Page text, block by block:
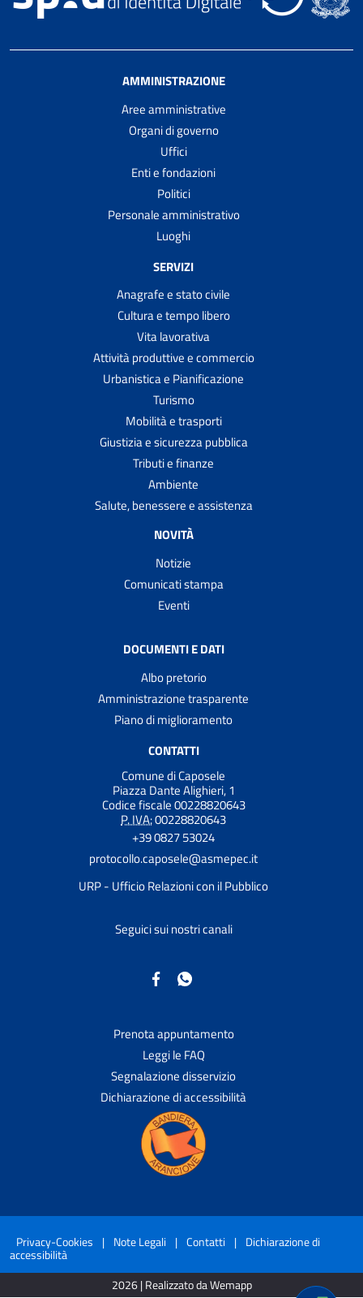
AMMINISTRAZIONE
Aree amministrative
Organi di governo
Uffici
Enti e fondazioni
Politici
Personale amministrativo
Luoghi
SERVIZI
Anagrafe e stato civile
Cultura e tempo libero
Vita lavorativa
Attività produttive e commercio
Urbanistica e Pianificazione
Turismo
Mobilità e trasporti
Giustizia e sicurezza pubblica
Tributi e finanze
Ambiente
Salute, benessere e assistenza
NOVITÀ
Notizie
Comunicati stampa
Eventi
DOCUMENTI E DATI
Albo pretorio
Amministrazione trasparente
Piano di miglioramento
CONTATTI
Comune di Caposele
Piazza Dante Alighieri, 1
Codice fiscale 00228820643
P. IVA:00228820643
+39 0827 53024
protocollo.caposele@asmepec.it
URP - Ufficio Relazioni con il Pubblico
Seguici sui nostri canali
Prenota appuntamento
Leggi le FAQ
Segnalazione disservizio
Dichiarazione di accessibilità
Privacy-Cookies | Note Legali | Contatti | Dichiarazione di
accessibilità
2026 | Realizzato da Wemapp